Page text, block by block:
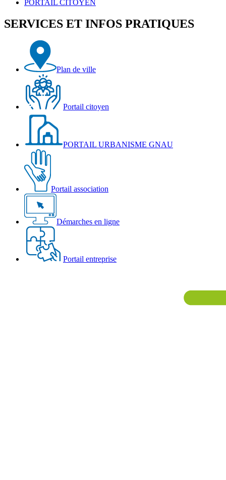
PORTAIL CITOYEN
SERVICES ET INFOS PRATIQUES
Plan de ville
Portail citoyen
PORTAIL URBANISME GNAU
Portail association
Démarches en ligne
Portail entreprise